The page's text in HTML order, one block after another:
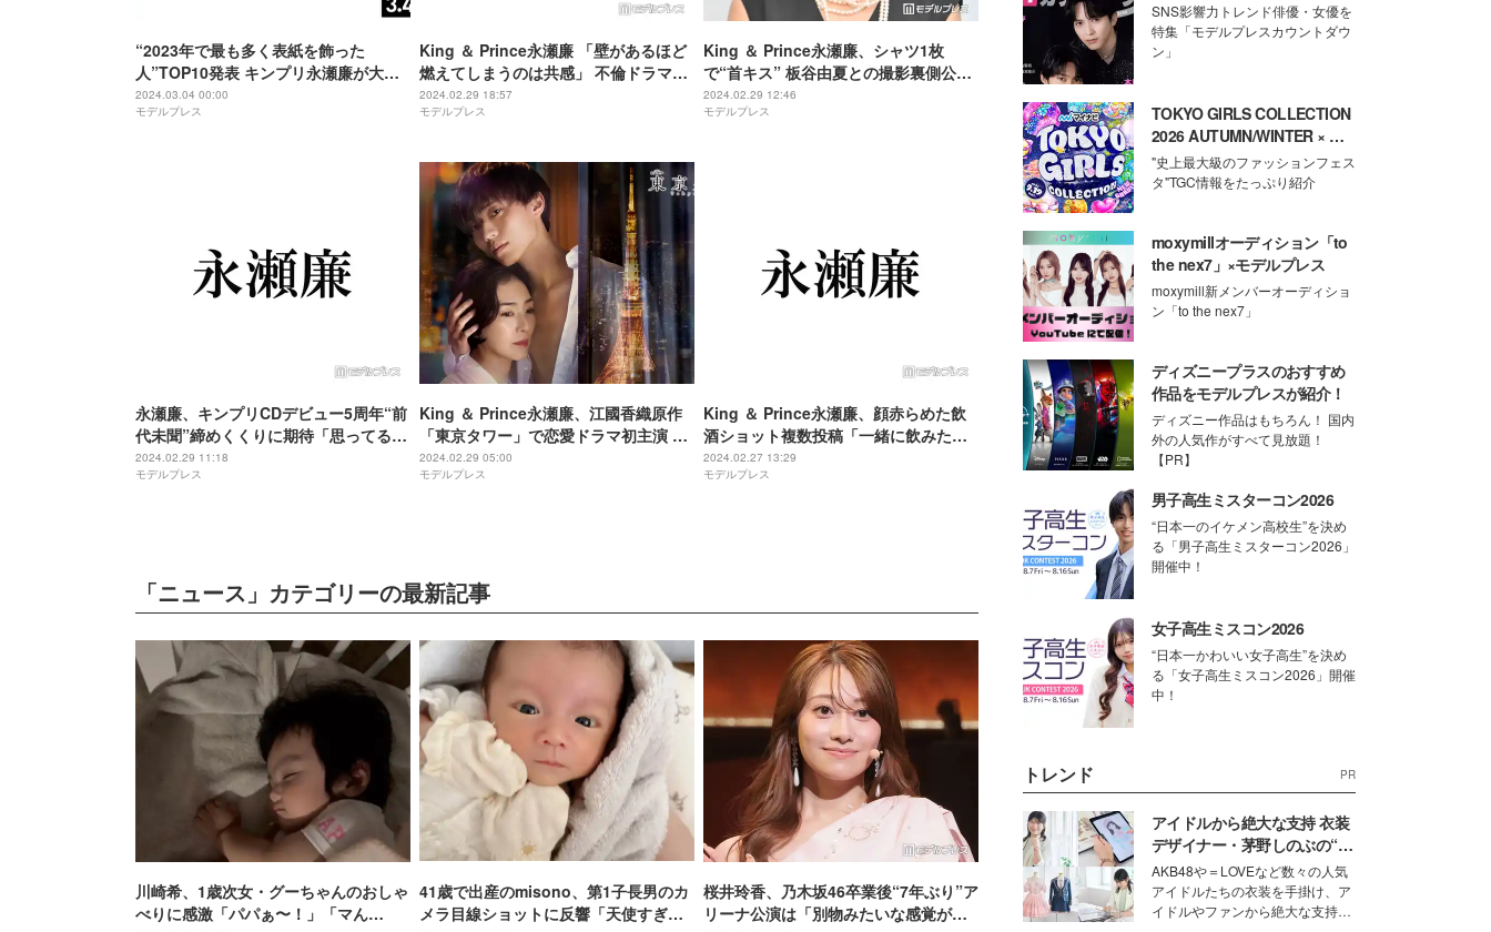
“2023年で最も多く表紙を飾った
人”TOP10発表 キンプリ永瀬廉が大賞
Snow Man・大谷翔平選手・えなこ・
泉里香が各部門賞受賞
2024.03.04 00:00
モデルプレス
King ＆ Prince永瀬廉 「壁があるほど
燃えてしまうのは共感」 不倫ドラマ挑
戦への思い語る＜東京タワー＞
2024.02.29 18:57
モデルプレス
King ＆ Prince永瀬廉、シャツ1枚
で“首キス” 板谷由夏との撮影裏側公開
に悶絶する声続々「刺激が強い」「儚
くて色っぽい」＜東京タワー＞
2024.02.29 12:46
モデルプレス
永瀬廉、キンプリCDデビュー5周年“前
代未聞”締めくくりに期待「思ってる以
上に規模が大きい」
2024.02.29 11:18
モデルプレス
King ＆ Prince永瀬廉、江國香織原作
「東京タワー」で恋愛ドラマ初主演 板
谷由夏と許されざる恋
2024.02.29 05:00
モデルプレス
King ＆ Prince永瀬廉、顔赤らめた飲
酒ショット複数投稿「一緒に飲みた
い」「彼氏感すごい」と反響続々
2024.02.27 13:29
モデルプレス
「ニュース」カテゴリーの最新記事
川崎希、1歳次女・グーちゃんのおしゃ
べりに感激「パパぁ〜！」「マん
41歳で出産のmisono、第1子長男のカ
メラ目線ショットに反響「天使すぎ
桜井玲香、乃木坂46卒業後“7年ぶり”ア
リーナ公演は「別物みたいな感覚があ
SNS影響力トレンド俳優・女優を
特集「モデルプレスカウントダウ
ン」
TOKYO GIRLS COLLECTION
2026 AUTUMN/WINTER × モ
デルプレス
"史上最大級のファッションフェス
タ"TGC情報をたっぷり紹介
moxymillオーディション「to
the nex7」×モデルプレス
moxymill新メンバーオーディショ
ン「to the nex7」
ディズニープラスのおすすめ
作品をモデルプレスが紹介！
ディズニー作品はもちろん！ 国内
外の人気作がすべて見放題！
【PR】
男子高生ミスターコン2026
“日本一のイケメン高校生”を決め
る「男子高生ミスターコン2026」
開催中！
女子高生ミスコン2026
“日本一かわいい女子高生”を決め
る「女子高生ミスコン2026」開催
中！
トレンド PR
アイドルから絶大な支持 衣装
デザイナー・茅野しのぶの“可
愛い”を作る美学＜「シチズン
クロスシー」インタビュー＞
AKB48や＝LOVEなど数々の人気
アイドルたちの衣装を手掛け、ア
イドルやファンから絶大な支持を